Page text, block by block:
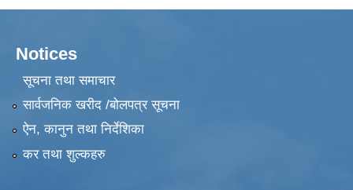
Notices
सूचना तथा समाचार
सार्वजनिक खरीद /बोलपत्र सूचना
ऐन, कानुन तथा निर्देशिका
कर तथा शुल्कहरु